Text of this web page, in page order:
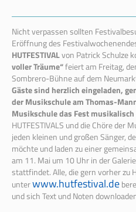
Nicht verpassen sollten
Eröffnung des
HUTFESTIVALvon Patrick Schulze
voller Träume“feiert am Freitag,
Sombrero-Bühne auf dem
Gäste sind herzlich eingeladen,
der Musikschule am Thomas-
Musikschule das Fest
HUTFESTIVALS und die Chöre der
jeden kleinen und großen Sänger,
möchte und laden zu einer
am 11. Mai um 10 Uhr in der
stattfindet. Alle, die gern vorher zu
unterwww.hutfestival.de
und sich Text und Noten